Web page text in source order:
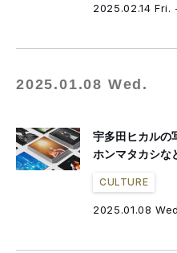
2025.02.14 Fri.
2025.01.08 Wed.
宇多田ヒカルの
ホンマタカシな
CULTURE
2025.01.08